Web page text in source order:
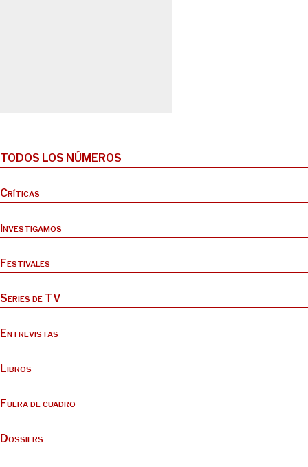
TODOS LOS NÚMEROS
Críticas
Investigamos
Festivales
Series de TV
Entrevistas
Libros
Fuera de cuadro
Dossiers